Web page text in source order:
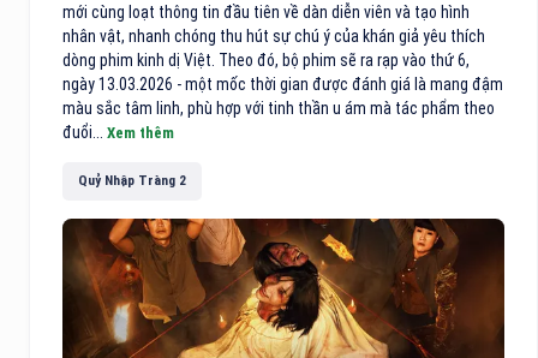
mới cùng loạt thông tin đầu tiên về dàn diễn viên và tạo hình
nhân vật, nhanh chóng thu hút sự chú ý của khán giả yêu thích
dòng phim kinh dị Việt. Theo đó, bộ phim sẽ ra rạp vào thứ 6,
ngày 13.03.2026 - một mốc thời gian được đánh giá là mang đậm
màu sắc tâm linh, phù hợp với tinh thần u ám mà tác phẩm theo
đuổi... Xem thêm
Quỷ Nhập Tràng 2